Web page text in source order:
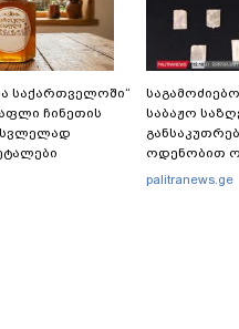
საქართველოში“
ჩინეთის
საბაჟო
ოდენობით
უკანონოდ
palitranews.ge